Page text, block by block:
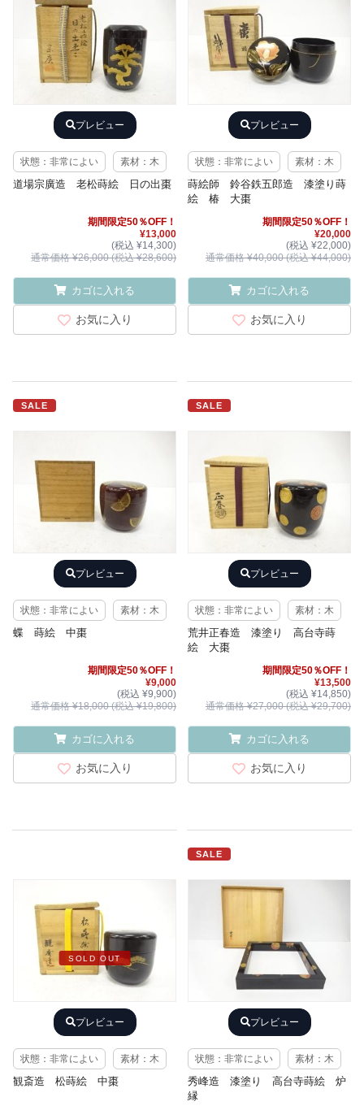
プレビュー
状態：非常によい 素材：木
道場宗廣造 老松蒔絵 日の出棗
期間限定50％OFF！
¥13,000
(税込 ¥14,300)
通常価格 ¥26,000 (税込 ¥28,600)
カゴに入れる
お気に入り
プレビュー
状態：非常によい 素材：木
蒔絵師 鈴谷鉄五郎造 漆塗り蒔
絵 椿 大棗
期間限定50％OFF！
¥20,000
(税込 ¥22,000)
通常価格 ¥40,000 (税込 ¥44,000)
カゴに入れる
お気に入り
SALE
プレビュー
状態：非常によい 素材：木
蝶 蒔絵 中棗
期間限定50％OFF！
¥9,000
(税込 ¥9,900)
通常価格 ¥18,000 (税込 ¥19,800)
カゴに入れる
お気に入り
SALE
プレビュー
状態：非常によい 素材：木
荒井正春造 漆塗り 高台寺蒔
絵 大棗
期間限定50％OFF！
¥13,500
(税込 ¥14,850)
通常価格 ¥27,000 (税込 ¥29,700)
カゴに入れる
お気に入り
SOLD OUT
プレビュー
状態：非常によい 素材：木
観斎造 松蒔絵 中棗
SALE
プレビュー
状態：非常によい 素材：木
秀峰造 漆塗り 高台寺蒔絵 炉
縁